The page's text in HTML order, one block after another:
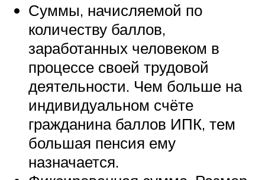
Суммы, начисляемой по
количеству баллов,
заработанных человеком в
процессе своей трудовой
деятельности. Чем больше на
индивидуальном счёте
гражданина баллов ИПК, тем
большая пенсия ему
назначается.